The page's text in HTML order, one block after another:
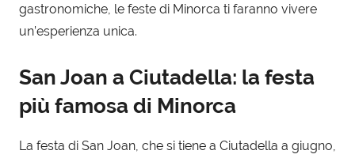
gastronomiche, le feste di Minorca ti faranno vivere
un’esperienza unica.
San Joan a Ciutadella: la festa
più famosa di Minorca
La festa di San Joan, che si tiene a Ciutadella a giugno,